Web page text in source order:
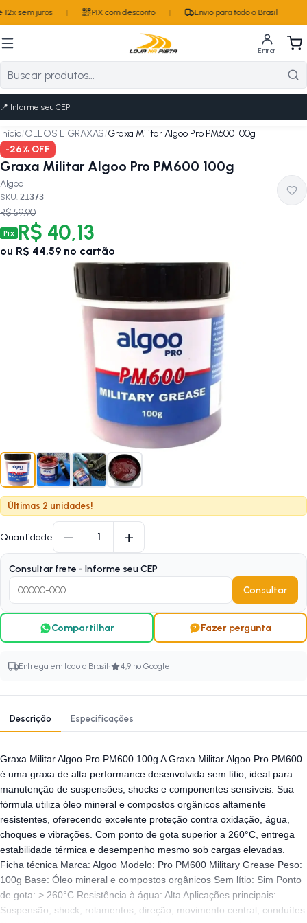
sem juros PIX com desconto Envio para todo o Brasil
Entrar
📍 Informe seu CEP
Início/OLEOS E GRAXAS/Graxa Militar Algoo Pro PM600 100g
-26% OFF
Graxa Militar Algoo Pro PM600 100g
Algoo
SKU: 21373
R$ 59,90
Pix R$ 40,13
ou R$ 44,59 no cartão
Últimas 2 unidades!
Quantidade − 1 +
Consultar frete - Informe seu CEP
Consultar
Compartilhar Fazer pergunta
Entrega em todo o Brasil · 4,9 no Google
Descrição Especificações
Graxa Militar Algoo Pro PM600 100g A Graxa Militar Algoo Pro PM600
é uma graxa de alta performance desenvolvida sem lítio, ideal para
manutenção de suspensões, shocks e componentes sensíveis. Sua
fórmula utiliza óleo mineral e compostos orgânicos altamente
resistentes, oferecendo excelente proteção contra oxidação, água,
choques e vibrações. Com ponto de gota superior a 260°C, entrega
estabilidade térmica e desempenho mesmo sob cargas elevadas.
Ficha técnica Marca: Algoo Modelo: Pro PM600 Military Grease Peso:
100g Base: Óleo mineral e compostos orgânicos Sem lítio: Sim Ponto
de gota: > 260°C Resistência à água: Alta Aplicações principais:
Suspensão, shock, rolamentos, direção, movimento central, conduítes